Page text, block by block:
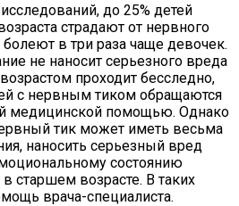
до 25% детей
страдают от нервного
в три раза чаще девочек.
не наносит серьезного вреда
проходит бесследно,
с нервным тиком обращаются
медицинской помощью. Однако
тик может иметь весьма
наносить серьезный вред
состоянию
старшем возрасте. В таких
врача-специалиста.